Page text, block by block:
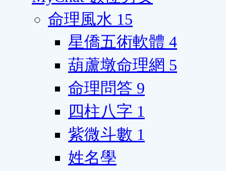
命理風水 15
星僑五術軟體 4
葫蘆墩命理網 5
命理問答 9
四柱八字 1
紫微斗數 1
姓名學